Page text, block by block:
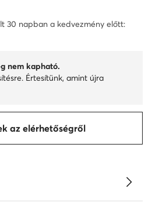
30 napban a kedvezmény előtt:
nem kapható.
Értesítünk, amint újra
az elérhetőségről